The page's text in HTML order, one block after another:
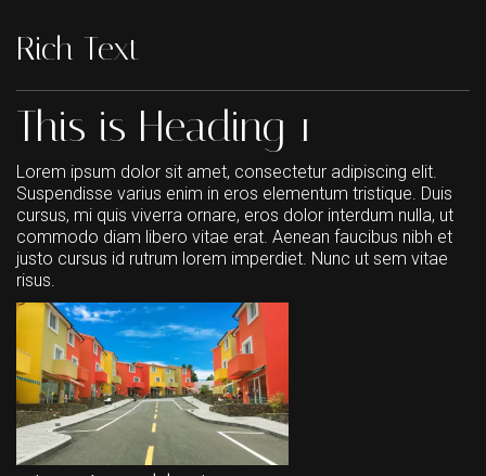
Rich Text
This is Heading 1
Lorem ipsum dolor sit amet, consectetur adipiscing elit.
Suspendisse varius enim in eros elementum tristique. Duis
cursus, mi quis viverra ornare, eros dolor interdum nulla, ut
commodo diam libero vitae erat. Aenean faucibus nibh et
justo cursus id rutrum lorem imperdiet. Nunc ut sem vitae
risus.